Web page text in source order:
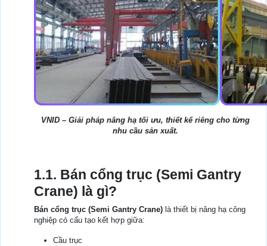
VNID – Giải pháp nâng hạ tối ưu, thiết kế riêng cho từng
nhu cầu sản xuất.
1.1. Bán cổng trục (Semi Gantry
Crane) là gì?
Bán cổng trục (Semi Gantry Crane) là thiết bị nâng hạ công
nghiệp có cấu tạo kết hợp giữa:
Cầu trục